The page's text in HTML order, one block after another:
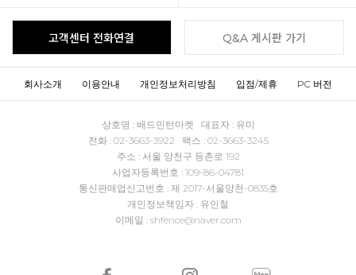
고객센터 전화연결 Q&A 게시판 가기
회사소개 이용안내 개인정보처리방침 입점/제휴 PC 버전
상호명 : 배드민턴마켓 대표자 : 유미
전화 : 02-3663-3922 팩스 : 02-3663-3245
주소 : 서울 양천구 등촌로 192
사업자등록번호 : 109-86-04781
통신판매업신고번호 : 제 2017-서울양천-0835호
개인정보책임자 : 유인철
이메일 : shfence@naver.com